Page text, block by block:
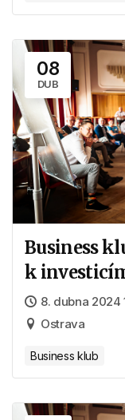
08
DUB
Business
k
8. dubna 2024
Ostrava
Business klub